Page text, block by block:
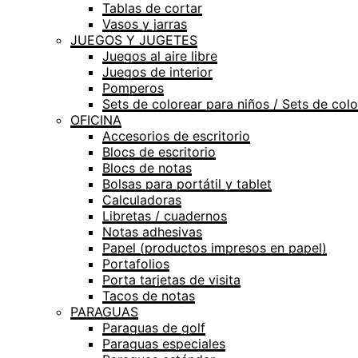
Tablas de cortar
Vasos y jarras
JUEGOS Y JUGETES
Juegos al aire libre
Juegos de interior
Pomperos
Sets de colorear para niños / Sets de
OFICINA
Accesorios de escritorio
Blocs de escritorio
Blocs de notas
Bolsas para portátil y tablet
Calculadoras
Libretas / cuadernos
Notas adhesivas
Papel (productos impresos en papel)
Portafolios
Porta tarjetas de visita
Tacos de notas
PARAGUAS
Paraguas de golf
Paraguas especiales